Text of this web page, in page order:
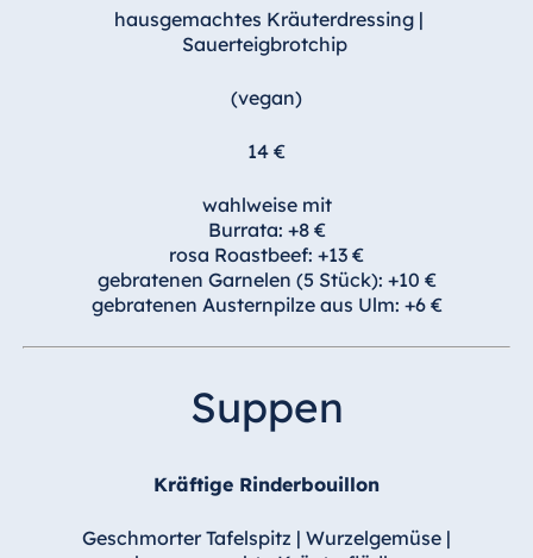
Hotel Amelia
Center Taicang
Malta
hausgemachtes Kräuterdressing |
Sauerteigbrotchip
(vegan)
14 €
wahlweise mit
Burrata: +8 €
rosa Roastbeef: +13 €
gebratenen Garnelen (5 Stück): +10 €
gebratenen Austernpilze aus Ulm: +6 €
Suppen
Kräftige Rinderbouillon
Geschmorter Tafelspitz | Wurzelgemüse |